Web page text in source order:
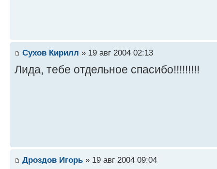
Сухов Кирилл » 19 авг 2004 02:13
Лида, тебе отдельное спасибо!!!!!!!!!
Дроздов Игорь » 19 авг 2004 09:04